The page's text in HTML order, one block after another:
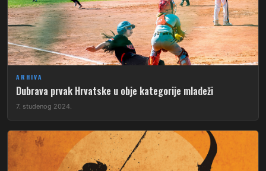
ARHIVA
Dubrava prvak Hrvatske u obje kategorije mladeži
7. studenog 2024.